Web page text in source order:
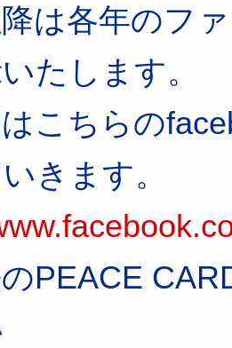
は各年のフ
たします。
こちらの
きます。
PEACE